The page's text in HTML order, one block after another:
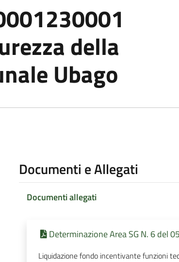
della
Ubago
Documenti e Allegati
Documenti allegati
Determinazione Area SG N. 6 del
Liquidazione fondo incentivante funzioni